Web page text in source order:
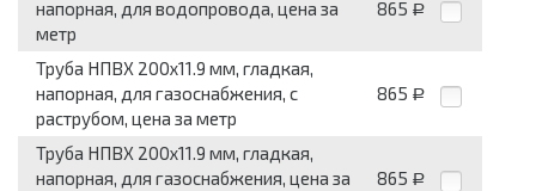
напорная, для водопровода, цена за
метр
865 Р
Труба НПВХ 200x11.9 мм, гладкая,
напорная, для газоснабжения, с
раструбом, цена за метр
865 Р
Труба НПВХ 200x11.9 мм, гладкая,
напорная, для газоснабжения, цена за
865 Р